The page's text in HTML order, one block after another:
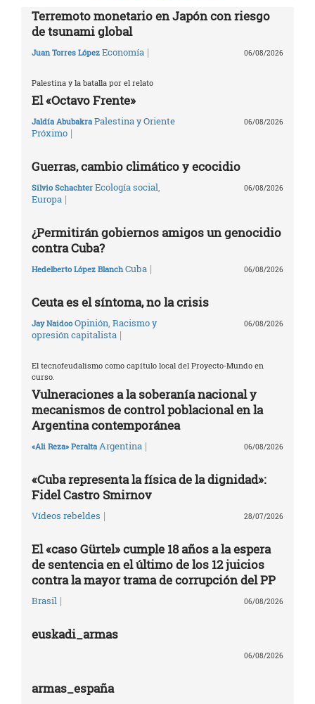
Terremoto monetario en Japón con riesgo
de tsunami global
Juan Torres López Economía | 06/08/2026
Palestina y la batalla por el relato
El «Octavo Frente»
Jaldía Abubakra Palestina y Oriente
Próximo |
06/08/2026
Guerras, cambio climático y ecocidio
Silvio Schachter Ecología social
Europa |
06/08/2026
¿Permitirán gobiernos amigos un genocidio
contra Cuba?
Hedelberto López Blanch Cuba | 06/08/2026
Ceuta es el síntoma, no la crisis
Jay Naidoo Opinión Racismo y
opresión capitalista |
06/08/2026
El tecnofeudalismo como capítulo local del Proyecto-Mundo en
curso.
Vulneraciones a la soberanía nacional y
mecanismos de control poblacional en la
Argentina contemporánea
«Ali Reza» Peralta Argentina | 06/08/2026
«Cuba representa la física de la dignidad»:
Fidel Castro Smirnov
Vídeos rebeldes | 28/07/2026
El «caso Gürtel» cumple 18 años a la espera
de sentencia en el último de los 12 juicios
contra la mayor trama de corrupción del PP
Brasil | 06/08/2026
euskadi_armas
06/08/2026
armas_españa